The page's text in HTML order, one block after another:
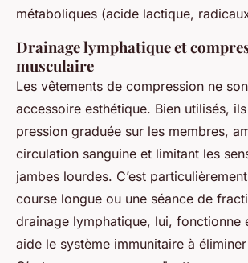
métaboliques (acide lactique,
Drainage lymphatique et
musculaire
Les vêtements de compression ne
accessoire esthétique. Bien utilisés,
pression graduée sur les membres,
circulation sanguine et limitant les
jambes lourdes. C’est
course longue ou une séance de
drainage lymphatique, lui, fonctionne
aide le système immunitaire à